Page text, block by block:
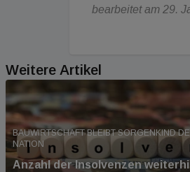
bearbeitet am 29.
Weitere Artikel
BAUWIRTSCHAFT BLEIBT SORGENKIND
NATION
Anzahl der Insolvenzen